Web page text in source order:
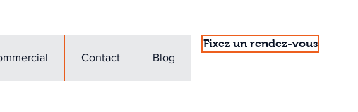
Contact Blog
Fixez un rendez-vous